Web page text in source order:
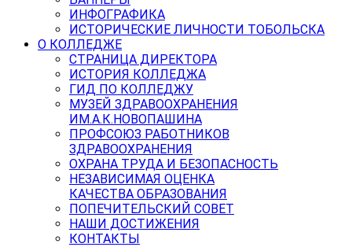
ИНФОГРАФИКА
ИСТОРИЧЕСКИЕ ЛИЧНОСТИ ТОБОЛЬСКА
О КОЛЛЕДЖЕ
СТРАНИЦА ДИРЕКТОРА
ИСТОРИЯ КОЛЛЕДЖА
ГИД ПО КОЛЛЕДЖУ
МУЗЕЙ ЗДРАВООХРАНЕНИЯ
ИМ.А.К.НОВОПАШИНА
ПРОФСОЮЗ РАБОТНИКОВ
ЗДРАВООХРАНЕНИЯ
ОХРАНА ТРУДА И БЕЗОПАСНОСТЬ
НЕЗАВИСИМАЯ ОЦЕНКА
КАЧЕСТВА ОБРАЗОВАНИЯ
ПОПЕЧИТЕЛЬСКИЙ СОВЕТ
НАШИ ДОСТИЖЕНИЯ
КОНТАКТЫ